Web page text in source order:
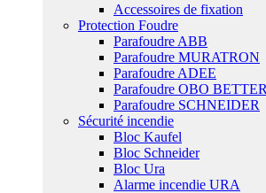
Accessoires de fixation
Protection Foudre
Parafoudre ABB
Parafoudre MURATRON
Parafoudre ADEE
Parafoudre OBO
Parafoudre SCHNEIDER
Sécurité incendie
Bloc Kaufel
Bloc Schneider
Bloc Ura
Alarme incendie URA